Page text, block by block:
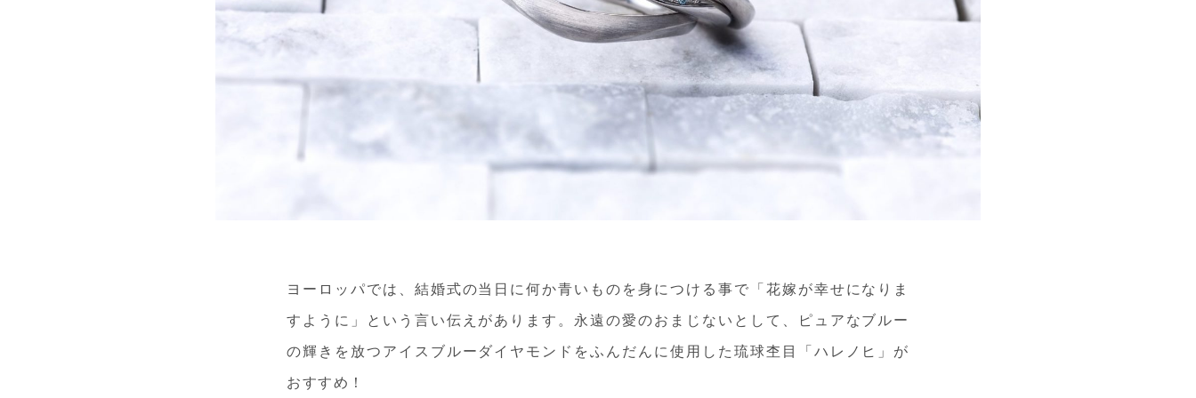
ヨーロッパでは、結婚式の当日に何か青いものを身につける事で「花嫁が幸せになりま
すように」という言い伝えがあります。永遠の愛のおまじないとして、ピュアなブルー
の輝きを放つアイスブルーダイヤモンドをふんだんに使用した琉球杢目「ハレノヒ」が
おすすめ！